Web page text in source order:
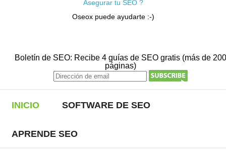
Asegurar tu SEO ?
Oseox puede ayudarte :-)
Boletín de SEO: Recibe 4 guías de SEO gratis (más de 200
páginas)
INICIO SOFTWARE DE SEO
APRENDE SEO